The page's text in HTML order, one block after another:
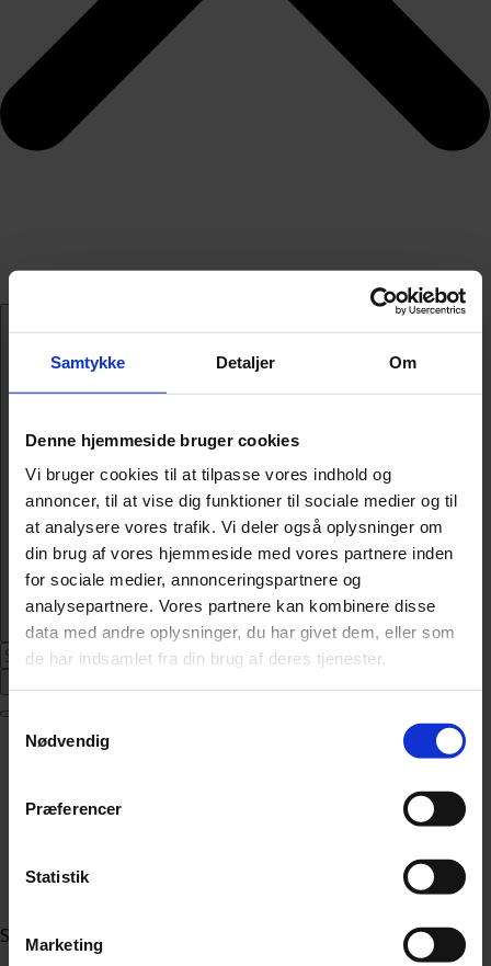
Samtykke Detaljer Om
Denne hjemmeside bruger cookies
Vi bruger cookies til at tilpasse vores indhold og
annoncer, til at vise dig funktioner til sociale medier og til
at analysere vores trafik. Vi deler også oplysninger om
din brug af vores hjemmeside med vores partnere inden
for sociale medier, annonceringspartnere og
analysepartnere. Vores partnere kan kombinere disse
data med andre oplysninger, du har givet dem, eller som
de har indsamlet fra din brug af deres tjenester.
Samtykkevalg
Nødvendig
Præferencer
Statistik
Marketing
Nyheder
112
Livsstil
Sundhed
Sektion